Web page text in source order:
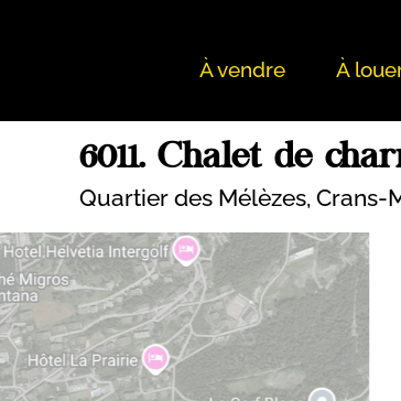
À vendre À
6011. Chalet de
Quartier des Mélèzes, Crans-